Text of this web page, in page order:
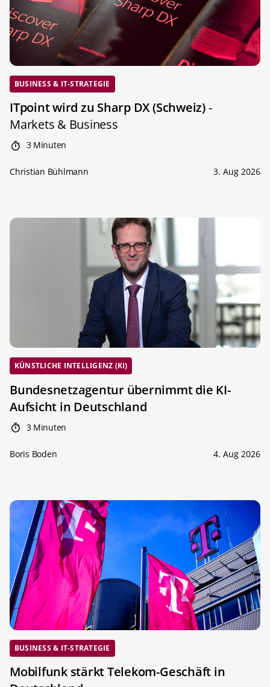
BUSINESS & IT-STRATEGIE
ITpoint wird zu Sharp DX (Schweiz)-
Markets & Business
3 Minuten
Christian Bühlmann 3. Aug 2026
KÜNSTLICHE INTELLIGENZ (KI)
Bundesnetzagentur übernimmt die KI-
Aufsicht in Deutschland
3 Minuten
Boris Boden 4. Aug 2026
BUSINESS & IT-STRATEGIE
Mobilfunk stärkt Telekom-Geschäft in